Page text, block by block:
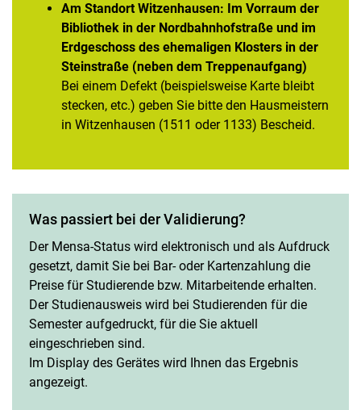
Am Standort Witzenhausen: Im Vorraum der
Bibliothek in der Nordbahnhofstraße und im
Erdgeschoss des ehemaligen Klosters in der
Steinstraße (neben dem Treppenaufgang)
Bei einem Defekt (beispielsweise Karte bleibt
stecken, etc.) geben Sie bitte den Hausmeistern
in Witzenhausen (1511 oder 1133) Bescheid.
Was passiert bei der Validierung?
Der Mensa-Status wird elektronisch und als Aufdruck
gesetzt, damit Sie bei Bar- oder Kartenzahlung die
Preise für Studierende bzw. Mitarbeitende erhalten.
Der Studienausweis wird bei Studierenden für die
Semester aufgedruckt, für die Sie aktuell
eingeschrieben sind.
Im Display des Gerätes wird Ihnen das Ergebnis
angezeigt.